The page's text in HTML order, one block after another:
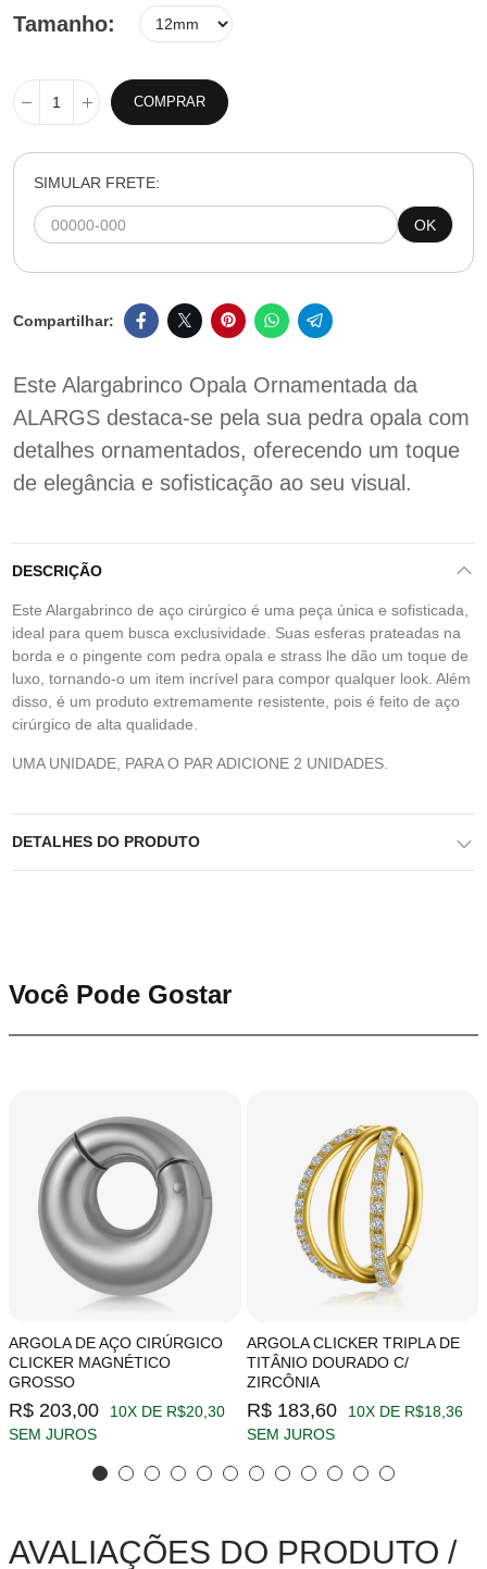
Tamanho
COMPRAR
SIMULAR FRETE:
OK
Este Alargabrinco Opala Ornamentada da
ALARGS destaca-se pela sua pedra opala com
detalhes ornamentados, oferecendo um toque
de elegância e sofisticação ao seu visual.
DESCRIÇÃO
Este Alargabrinco de aço cirúrgico é uma peça única e sofisticada,
ideal para quem busca exclusividade. Suas esferas prateadas na
borda e o pingente com pedra opala e strass lhe dão um toque de
luxo, tornando-o um item incrível para compor qualquer look. Além
disso, é um produto extremamente resistente, pois é feito de aço
cirúrgico de alta qualidade.
UMA UNIDADE, PARA O PAR ADICIONE 2 UNIDADES.
DETALHES DO PRODUTO
Você Pode Gostar
ARGOLA DE AÇO CIRÚRGICO
CLICKER MAGNÉTICO
GROSSO
R$ 203,00
10X DE R$20,30
SEM JUROS
ARGOLA CLICKER TRIPLA DE
TITÂNIO DOURADO C/
ZIRCÔNIA
R$ 183,60
10X DE R$18,36
SEM JUROS
AVALIAÇÕES DO PRODUTO /